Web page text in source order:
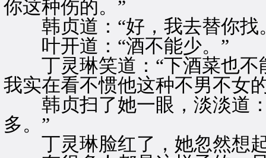
你这种伤的。”
韩贞道：“好，我去替你找
叶开道：“酒不能少。”
丁灵琳笑道：“下酒菜也不
我实在看不惯他这种不男不女
韩贞扫了她一眼，淡淡道：
多。”
丁灵琳脸红了，她忽然想起